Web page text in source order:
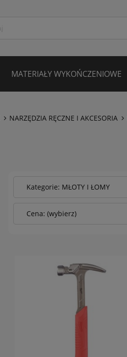
MATERIAŁY WYKOŃCZENIOWE
NARZĘDZIA RĘCZNE I AKCESORIA
Kategorie: MŁOTY I ŁOMY
Cena: (wybierz)